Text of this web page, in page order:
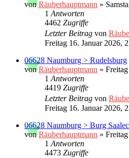
vonRäuberhauptmann »
1 Antworten
4462 Zugriffe
Letzter Beitrag von
Freitag 16. Januar 2026,
06628 Naumburg > Rudelsburg
vonRäuberhauptmann »
1 Antworten
4419 Zugriffe
Letzter Beitrag von
Freitag 16. Januar 2026,
06628 Naumburg > Burg
vonRäuberhauptmann »
1 Antworten
4473 Zugriffe